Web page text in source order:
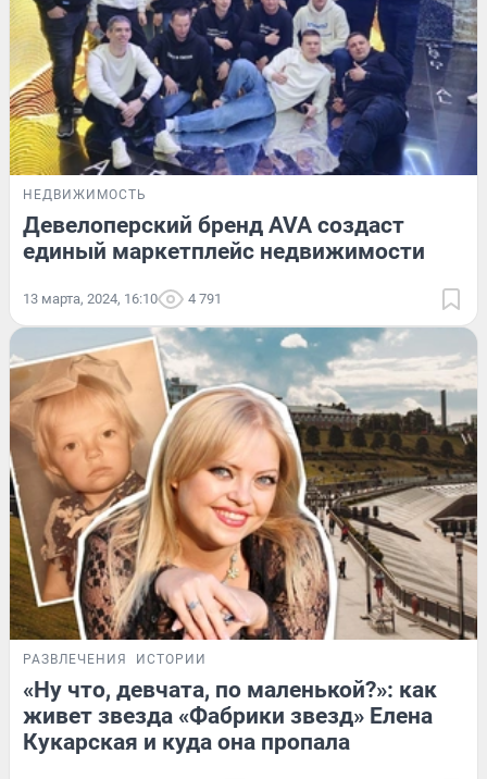
НЕДВИЖИМОСТЬ
Девелоперский бренд AVA создаст
единый маркетплейс недвижимости
13 марта, 2024, 16:10 4 791
РАЗВЛЕЧЕНИЯ ИСТОРИИ
«Ну что, девчата, по маленькой?»: как
живет звезда «Фабрики звезд» Елена
Кукарская и куда она пропала